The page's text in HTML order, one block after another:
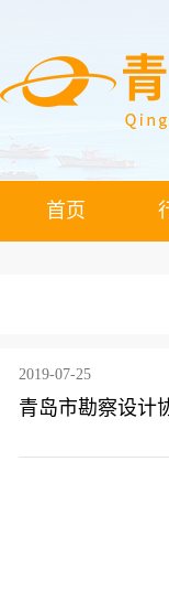
首页
2019-07-25
青岛市勘察设计